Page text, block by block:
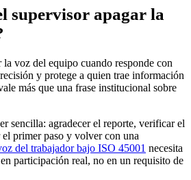
supervisor apagar la
voz del equipo cuando responde con
y protege a quien trae información
más que una frase institucional sobre
sencilla: agradecer el reporte, verificar el
primer paso y volver con una
del trabajador bajo ISO 45001 necesita
participación real, no en un requisito de